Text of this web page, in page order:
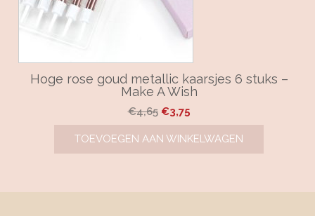
Hoge rose goud metallic kaarsjes 6 stuks –
Make A Wish
€4,65 Oorspronkelijke
was:
€3,75Huidige
is:
TOEVOEGEN AAN WINKELWAGEN